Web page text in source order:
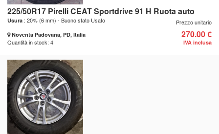
225/50R17 Pirelli CEAT Sportdrive 91 H Ruota auto
Usura : 20% (6 mm) - Buono stato Usato
Noventa Padovana, PD, Italia
Quantità in stock: 4
Prezzo unitario
270.00 €
IVA inclusa